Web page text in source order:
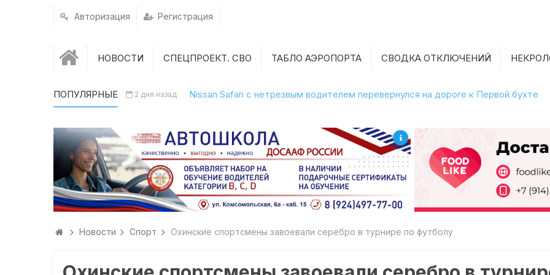
Авторизация Регистрация
НОВОСТИ СПЕЦПРОЕКТ. СВО ТАБЛО АЭРОПОРТА СВОДКА ОТКЛЮЧЕНИЙ
ПОПУЛЯРНЫЕ 2 дня назад Nissan Safari с нетрезвым водителем перевернулся на дороге к Первой бухте
Новости Спорт Охинские спортсмены завоевали серебро в турнире по футболу